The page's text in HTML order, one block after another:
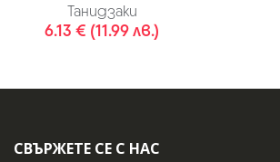
Танидзаки
6.13 € (11.99 лв.)
СВЪРЖЕТЕ СЕ С НАС